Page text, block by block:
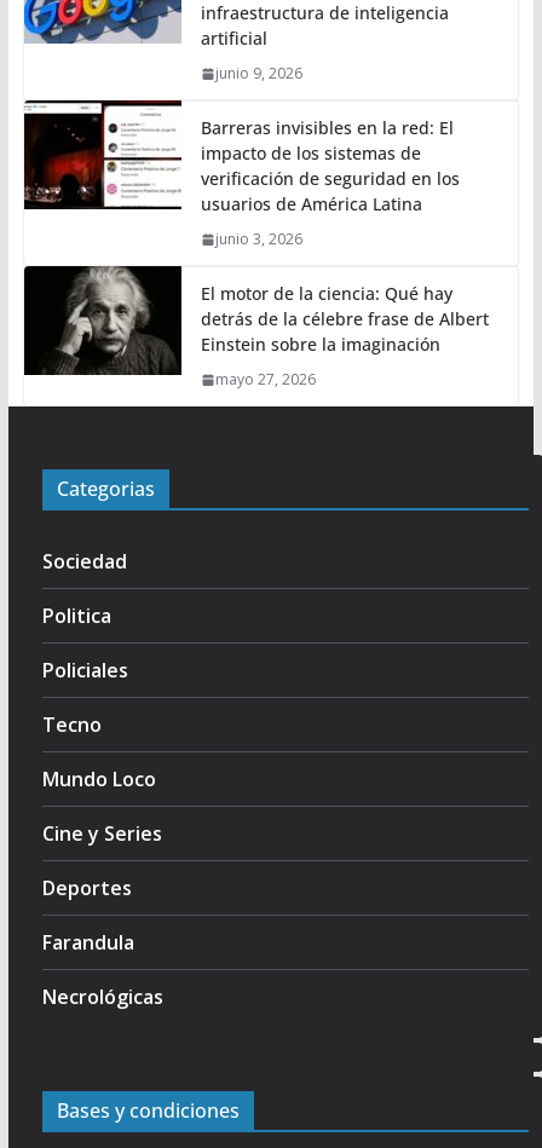
infraestructura de inteligencia
artificial
junio 9, 2026
Barreras invisibles en la red: El
impacto de los sistemas de
verificación de seguridad en los
usuarios de América Latina
junio 3, 2026
El motor de la ciencia: Qué hay
detrás de la célebre frase de Albert
Einstein sobre la imaginación
mayo 27, 2026
Categorias
Sociedad
Politica
Policiales
Tecno
Mundo Loco
Cine y Series
Deportes
Farandula
Necrológicas
Bases y condiciones